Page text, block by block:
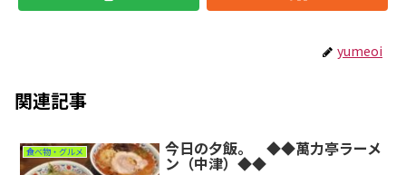
yumeoi
関連記事
食べ物・グルメ 今日の夕飯。 ◆◆萬力亭ラーメ
ン（中津）◆◆